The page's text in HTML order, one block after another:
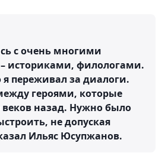
с очень многими
историками, филологами.
я переживал за диалоги.
героями, которые
назад. Нужно было
не допуская
Ильяс Юсупжанов.